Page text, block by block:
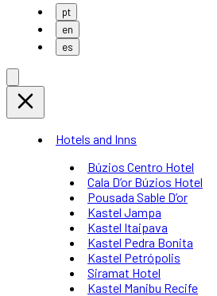
pt
en
es
Hotels and Inns
Búzios Centro Hotel
Cala D’or Búzios Hotel
Pousada Sable D’or
Kastel Jampa
Kastel Itaipava
Kastel Pedra Bonita
Kastel Petrópolis
Siramat Hotel
Kastel Manibu Recife